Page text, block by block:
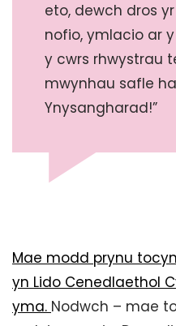
eto, dewch dros
nofio, ymlacio ar
y cwrs rhwystrau
mwynhau safle
Ynysangharad!”
Mae modd prynu
yn Lido Cenedlaethol
yma. Nodwch – mae